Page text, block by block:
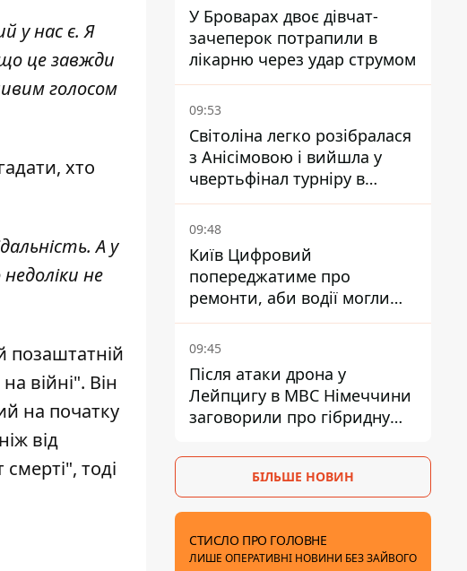
у нас є. Я
це завжди
голосом
хто
А у
не
позаштатній
війні". Він
на початку
від
тоді
У Броварах двоє дівчат-
зачеперок потрапили в
лікарню через удар струмом
09:53
Світоліна легко розібралася
з Анісімовою і вийшла у
чвертьфінал турніру в
Торонто
09:48
Київ Цифровий
попереджатиме про
ремонти, аби водії могли
уникати ділянок із заторами
09:45
Після атаки дрона у
Лейпцигу в МВС Німеччини
заговорили про гібридну
БІЛЬШЕ НОВИН
СТИСЛО ПРО ГОЛОВНЕ
ЛИШЕ ОПЕРАТИВНІ НОВИНИ БЕЗ ЗАЙВОГО